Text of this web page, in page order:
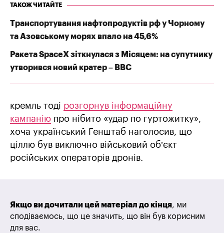
ТАКОЖ ЧИТАЙТЕ
Транспортування нафтопродуктів рф у Чорному
та Азовському морях впало на 45,6%
Ракета SpaceX зіткнулася з Місяцем: на супутнику
утворився новий кратер – BBC
кремль тоді розгорнув інформаційну
кампанію про нібито «удар по гуртожитку»,
хоча український Генштаб наголосив, що
ціллю був виключно військовий об’єкт
російських операторів дронів.
Якщо ви дочитали цей матеріал до кінця, ми
сподіваємось, що це значить, що він був корисним
для вас.